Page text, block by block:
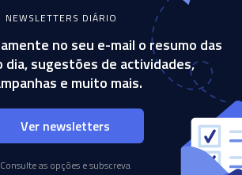
NEWSLETTERS DIÁRIO
no seu e-mail o resumo das
dia, sugestões de actividades,
e muito mais.
Ver newsletters
Consulte as opções e subscreva